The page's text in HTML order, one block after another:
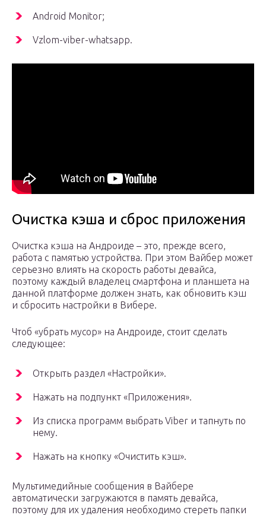
Android Monitor;
Vzlom-viber-whatsapp.
Очистка кэша и сброс приложения
Очистка кэша на Андроиде – это, прежде всего,
работа с памятью устройства. При этом Вайбер может
серьезно влиять на скорость работы девайса,
поэтому каждый владелец смартфона и планшета на
данной платформе должен знать, как обновить кэш
и сбросить настройки в Вибере.
Чтоб «убрать мусор» на Андроиде, стоит сделать
следующее:
Открыть раздел «Настройки».
Нажать на подпункт «Приложения».
Из списка программ выбрать Viber и тапнуть по
нему.
Нажать на кнопку «Очистить кэш».
Мультимедийные сообщения в Вайбере
автоматически загружаются в память девайса,
поэтому для их удаления необходимо стереть папки